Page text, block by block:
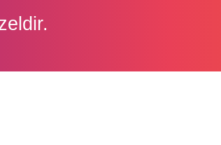
tarım fuarından biri olma
sahne oldu.